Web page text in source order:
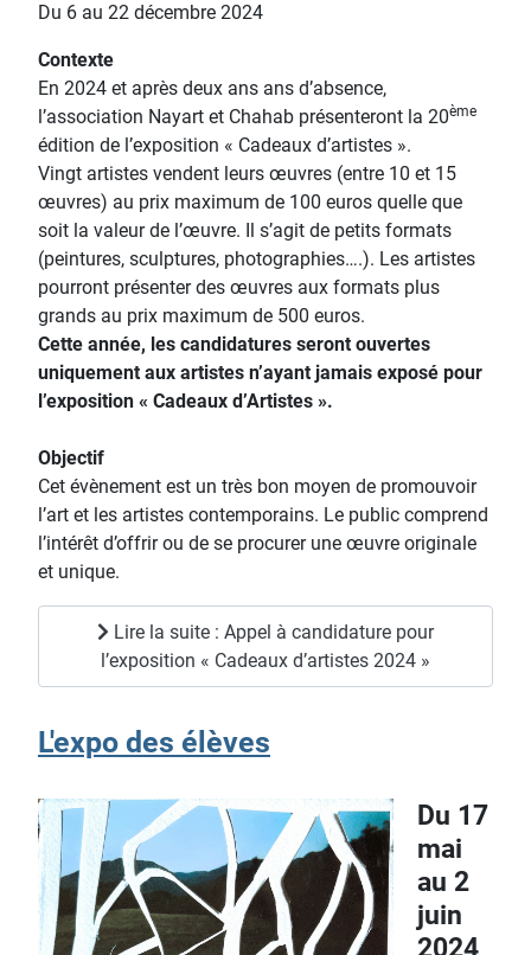
Du 6 au 22 décembre 2024
Contexte
En 2024 et après deux ans ans d’absence,
l’association Nayart et Chahab présenteront la 20ème
édition de l’exposition « Cadeaux d’artistes ».
Vingt artistes vendent leurs œuvres (entre 10 et 15
œuvres) au prix maximum de 100 euros quelle que
soit la valeur de l’œuvre. Il s’agit de petits formats
(peintures, sculptures, photographies….). Les artistes
pourront présenter des œuvres aux formats plus
grands au prix maximum de 500 euros.
Cette année, les candidatures seront ouvertes
uniquement aux artistes n’ayant jamais exposé pour
l’exposition « Cadeaux d’Artistes ».
Objectif
Cet évènement est un très bon moyen de promouvoir
l’art et les artistes contemporains. Le public comprend
l’intérêt d’offrir ou de se procurer une œuvre originale
et unique.
Lire la suite : Appel à candidature pour
l’exposition « Cadeaux d’artistes 2024 »
L'expo des élèves
Du 17
mai
au 2
juin